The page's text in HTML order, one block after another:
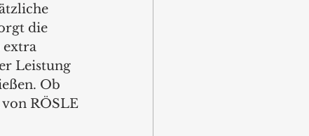
die
extra
Leistung
Ob
RÖSLE